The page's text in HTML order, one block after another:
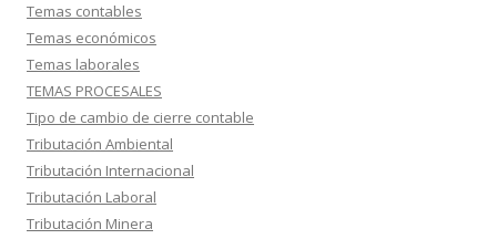
Temas contables
Temas económicos
Temas laborales
TEMAS PROCESALES
Tipo de cambio de cierre contable
Tributación Ambiental
Tributación Internacional
Tributación Laboral
Tributación Minera